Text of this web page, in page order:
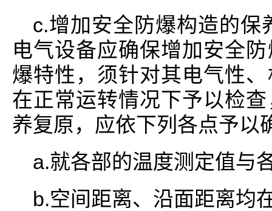
c.增加安全防爆构造的保
电气设备应确保增加安全
爆特性，须针对其电气性
在正常运转情况下予以检
养复原，应依下列各点予以
a.就各部的温度测定值与
b.空间距离、沿面距离均